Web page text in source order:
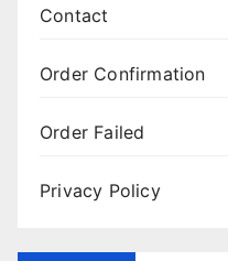
Contact
Order Confirmation
Order Failed
Privacy Policy